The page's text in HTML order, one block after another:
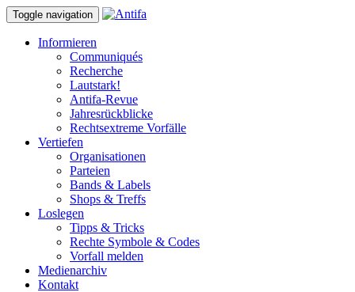
Toggle navigation
Informieren
Communiqués
Recherche
Lautstark!
Antifa-Revue
Jahresrückblicke
Rechtsextreme Vorfälle
Vertiefen
Organisationen
Parteien
Bands & Labels
Shops & Treffs
Loslegen
Tipps & Tricks
Rechte Symbole & Codes
Vorfall melden
Medienarchiv
Kontakt